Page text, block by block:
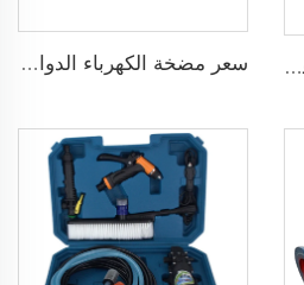
مضخة شمسية DC 48V قدرة 1 حصان و750W مع منظم MPPT لري الزراعة سعر مضخة الكهرباء الدوامة المنزلية سلسلة QB قوة 0.37KW 0.5 حصان مضخة محيطيةQB60